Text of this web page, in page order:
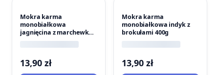
Mokra karma
monobiałkowa
jagnięcina z marchewką
13,90 zł
Mokra karma
monobiałkowa indyk z
brokułami 400g
13,90 zł